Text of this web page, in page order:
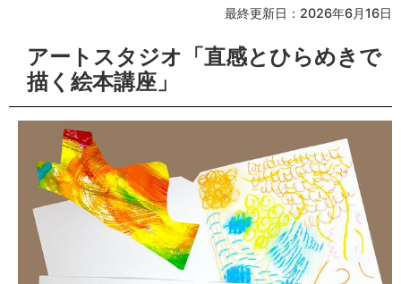
最終更新日：2026年6月16日
アートスタジオ「直感とひらめきで
描く絵本講座」